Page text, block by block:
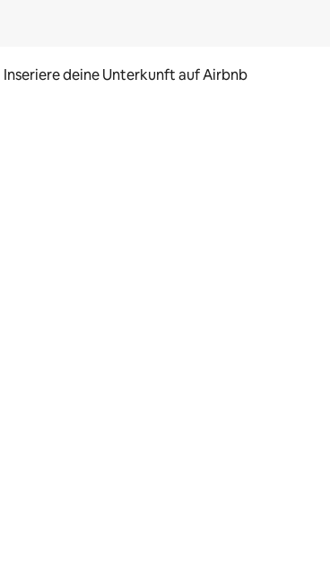
Inseriere deine Unterkunft auf Airbnb
Wischgesten.